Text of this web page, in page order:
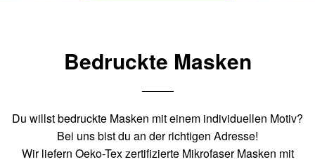
Bedruckte Masken
Du willst bedruckte Masken mit einem individuellen Motiv?
Bei uns bist du an der richtigen Adresse!
Wir liefern Oeko-Tex zertifizierte Mikrofaser Masken mit